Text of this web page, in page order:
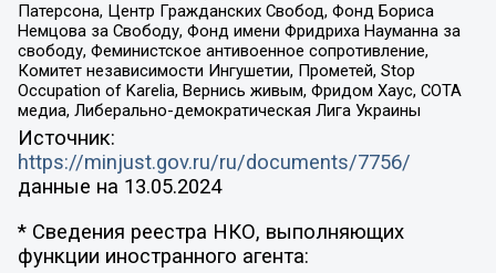
Патерсона, Центр Гражданских Свобод, Фонд Бориса
Немцова за Свободу, Фонд имени Фридриха Науманна за
свободу, Феминистское антивоенное сопротивление,
Комитет независимости Ингушетии, Прометей, Stop
Occupation of Karelia, Вернись живым, Фридом Хаус, СОТА
медиа, Либерально-демократическая Лига Украины
Источник:
https://minjust.gov.ru/ru/documents/7756/
данные на 13.05.2024
* Сведения реестра НКО, выполняющих
функции иностранного агента: